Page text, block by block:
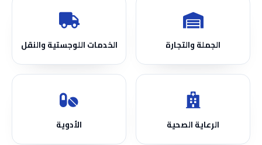
الجملة والتجارة الخدمات اللوجستية والنقل
الرعاية الصحية الأدوية